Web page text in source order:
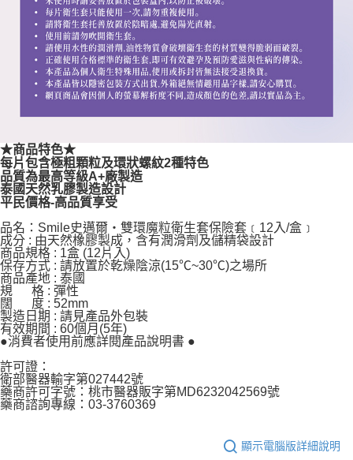
★商品特色★
每片包含極粗顆粒及環狀螺紋2種特色
品質為最高等級A+廠製造
泰國天然乳膠製造設計
平民價格-高品質享受
品名：Smile史邁爾‧雙環魔粒衛生套保險套﹝12入/盒﹞
成分 : 由天然橡膠製成，含有潤滑劑及儲精袋設計
商品規格 : 1盒 (12片入)
保存方式 : 請放置於乾燥陰涼(15℃~30℃)之場所
商品產地 : 泰國
規 格 : 彈性
闊 度 : 52mm
製造日期 : 請見產品外包裝
有效期間 : 60個月(5年)
●消費者使用前應詳閱產品說明書 ●
許可證：
衛部醫器輸字第027442號
藥商許可字號：桃市醫器販字第MD6232042569號
藥商諮詢專線：03-3760369
顯示電腦版詳細說明